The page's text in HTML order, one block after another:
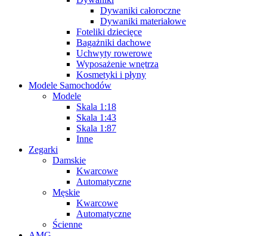
Dywaniki całoroczne
Dywaniki materiałowe
Foteliki dziecięce
Bagażniki dachowe
Uchwyty rowerowe
Wyposażenie wnętrza
Kosmetyki i płyny
Modele Samochodów
Modele
Skala 1:18
Skala 1:43
Skala 1:87
Inne
Zegarki
Damskie
Kwarcowe
Automatyczne
Męskie
Kwarcowe
Automatyczne
Ścienne